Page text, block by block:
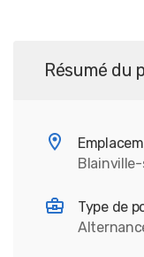
Résumé du
Blainville-
Type de